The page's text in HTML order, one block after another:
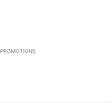
PROMOTIONS